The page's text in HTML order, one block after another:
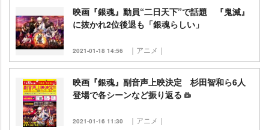
映画『銀魂』動員“二日天下”で話題 『鬼滅』
に抜かれ2位後退も「銀魂らしい」
2021-01-18 14:56 ｜アニメ｜
映画『銀魂』副音声上映決定 杉田智和ら6人
登場で各シーンなど振り返る
2021-01-16 11:30 ｜アニメ｜